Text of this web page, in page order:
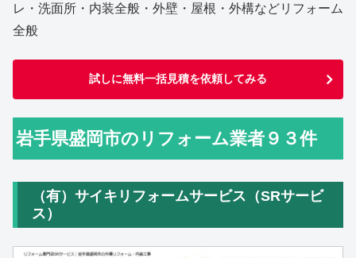
レ・洗面所・内装全般・外壁・屋根・外構などリフォーム
全般
試しに無料一括見積を依頼してみる
岩手県盛岡市のリフォーム業者９３件
（有）サイキリフォームサービス（SRサービ
ス）